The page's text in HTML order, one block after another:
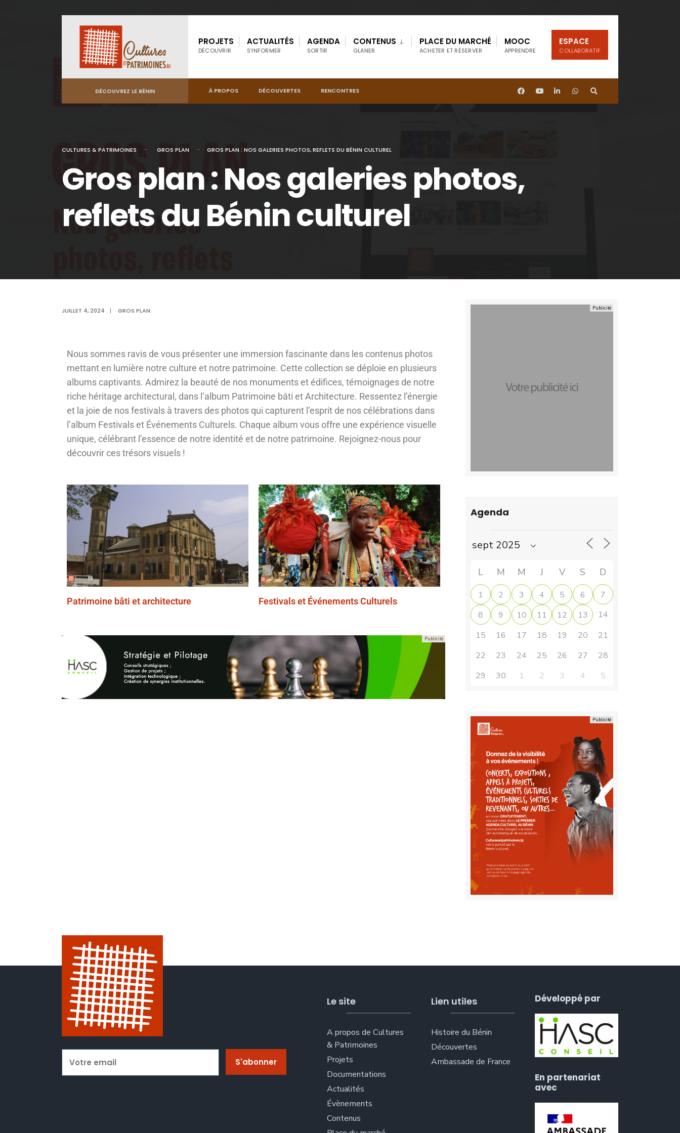
PROJETS
DÉCOUVRIR
ACTUALITÉS
S’INFORMER
AGENDA
SORTIR
CONTENUS
GLANER
PLACE DU MARCHÉ
ACHETER ET RÉSERVER
ESPACE
COLLABORATIF
MOOC
APPRENDRE
DÉCOUVREZ LE BÉNIN À PROPOS DÉCOUVERTES RENCONTRES
CULTURES & PATRIMOINES GROS PLAN GROS PLAN : NOS GALERIES PHOTOS, REFLETS DU BÉNIN CULTUREL
Gros plan : Nos galeries photos,
reflets du Bénin culturel
JUILLET 4, 2024 | GROS PLAN
Nous sommes ravis de vous présenter une immersion fascinante dans les contenus photos
mettant en lumière notre culture et notre patrimoine. Cette collection se déploie en plusieurs
albums captivants. Admirez la beauté de nos monuments et édifices, témoignages de notre
riche héritage architectural, dans l’album Patrimoine bâti et Architecture. Ressentez l’énergie
et la joie de nos festivals à travers des photos qui capturent l’esprit de nos célébrations dans
l’album Festivals et Événements Culturels. Chaque album vous offre une expérience visuelle
unique, célébrant l’essence de notre identité et de notre patrimoine. Rejoignez-nous pour
découvrir ces trésors visuels !
Patrimoine bâti et architecture Festivals et Événements Culturels
Agenda
L M M J V S D
1 2 3 4 5 6
7
8
9 10 11 12 13
14
15
16 17 18 19 20
21
22
23 24 25 26 27
28
29
30 1 2 3 4 5
Le site
A propos de Cultures
& Patrimoines
Projets
Documentations
Actualités
Évènements
Contenus
Lien utiles
Histoire du Bénin
Découvertes
Ambassade de France
Développé par
En partenariat
avec